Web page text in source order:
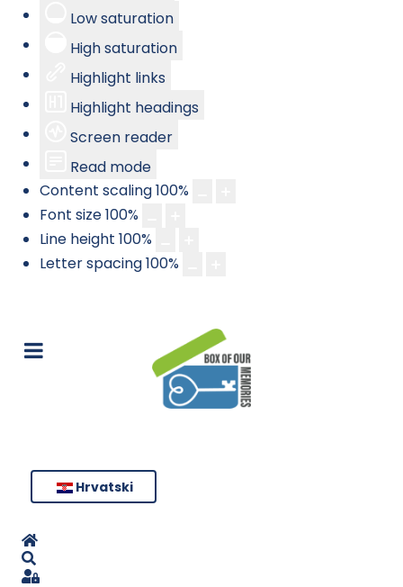
Low saturation
High saturation
Highlight links
Highlight headings
Screen reader
Read mode
Content scaling100%
Font size100%
Line height 100%
Letter spacing100%
Hrvatski
Home
Search
Sign In